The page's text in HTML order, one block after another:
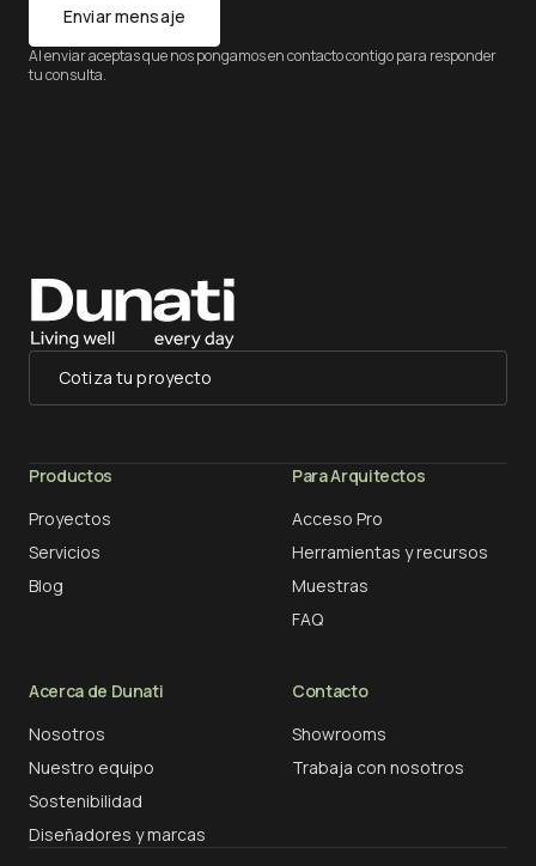
Al enviar aceptas que nos pongamos en contacto contigo para responder
tu consulta.
Enviar mensaje
Cotiza tu proyecto
Productos
Proyectos
Servicios
Blog
Para Arquitectos
Acceso Pro
Herramientas y recursos
Muestras
FAQ
Acerca de Dunati
Nosotros
Nuestro equipo
Sostenibilidad
Diseñadores y marcas
Contacto
Showrooms
Trabaja con nosotros